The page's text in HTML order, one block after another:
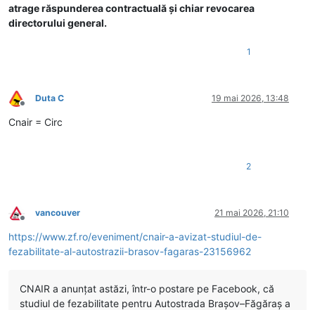
atrage răspunderea contractuală şi chiar revocarea
directorului general.
1
Deconectat
Duta C 19 mai 2026, 13:48
Cnair = Circ
2
Deconectat
vancouver 21 mai 2026, 21:10
https://www.zf.ro/eveniment/cnair-a-avizat-studiul-de-
fezabilitate-al-autostrazii-brasov-fagaras-23156962
CNAIR a anunţat astăzi, într-o postare pe Facebook, că
studiul de fezabilitate pentru Autostrada Braşov–Făgăraş a